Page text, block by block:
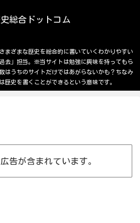
総合ドットコム
まざまな歴史を総合的に書いていくわかりやすい
去」担当。※当サイトは勉強に興味を持ってもら
はうちのサイトだけではあがらないかも？ちなみ
歴史を書くことができるという意味です。
告が含まれています。